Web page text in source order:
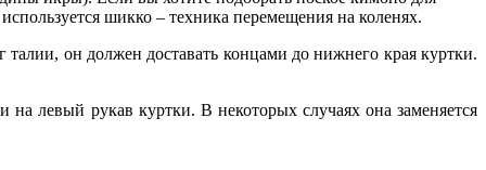
шикко – техника перемещения на коленях.
он должен доставать концами до нижнего края куртки.
левый рукав куртки. В некоторых случаях она заменяется